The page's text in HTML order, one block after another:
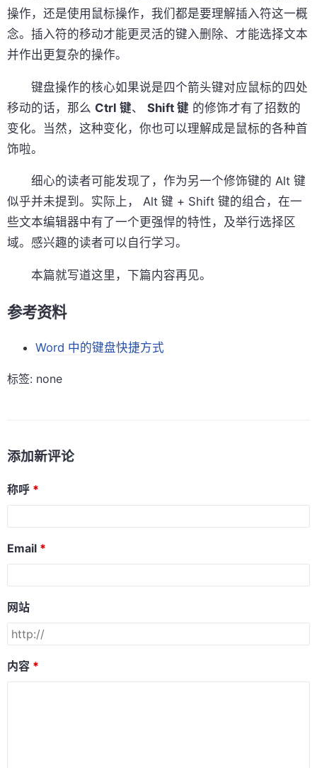
操作，还是使用鼠标操作，我们都是要理解插入符这一概
念。插入符的移动才能更灵活的键入删除、才能选择文本
并作出更复杂的操作。
键盘操作的核心如果说是四个箭头键对应鼠标的四处
移动的话，那么 Ctrl 键、 Shift 键 的修饰才有了招数的
变化。当然，这种变化，你也可以理解成是鼠标的各种首
饰啦。
细心的读者可能发现了，作为另一个修饰键的 Alt 键
似乎并未提到。实际上， Alt 键 + Shift 键的组合，在一
些文本编辑器中有了一个更强悍的特性，及举行选择区
域。感兴趣的读者可以自行学习。
本篇就写道这里，下篇内容再见。
参考资料
Word 中的键盘快捷方式
标签: none
添加新评论
称呼
Email
网站
内容